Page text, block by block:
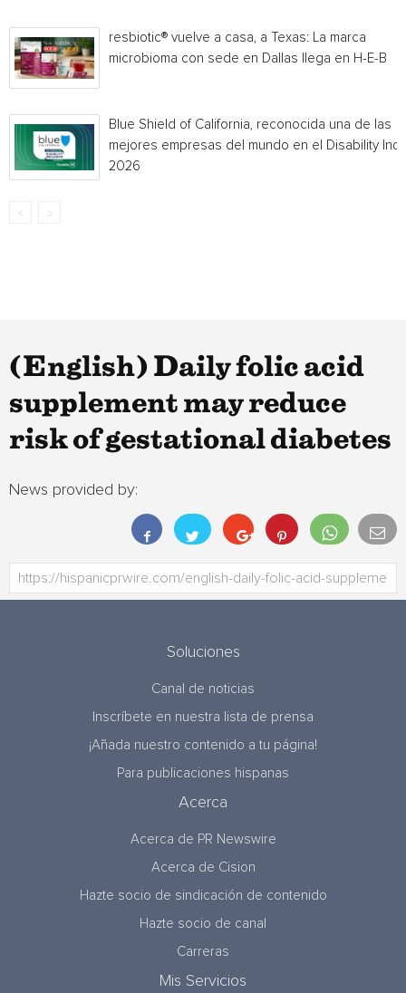
resbiotic® vuelve a casa, a Texas: La marca
microbioma con sede en Dallas llega en H-E-B
Blue Shield of California, reconocida una de las
mejores empresas del mundo en el Disability
2026
(English) Daily folic acid
supplement may reduce
risk of gestational diabetes
News provided by:
Soluciones
Canal de noticias
Inscríbete en nuestra lista de prensa
¡Añada nuestro contenido a tu página!
Para publicaciones hispanas
Acerca
Acerca de PR Newswire
Acerca de Cision
Hazte socio de sindicación de contenido
Hazte socio de canal
Carreras
Mis Servicios